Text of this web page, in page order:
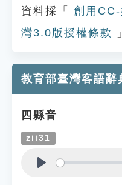
資料採「
創用
灣3.0版授權條款
教育部臺灣客語辭
四縣音
zii31